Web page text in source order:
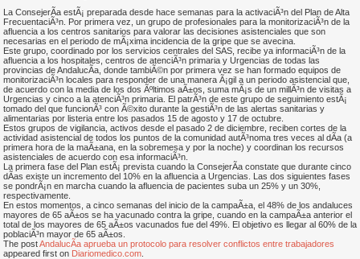
La ConsejerÃ­a estÃ¡ preparada desde hace semanas para la activaciÃ³n del Plan de Alta
FrecuentaciÃ³n. Por primera vez, un grupo de profesionales para la monitorizaciÃ³n de la
afluencia a los centros sanitarios para valorar las decisiones asistenciales que son
necesarias en el periodo de mÃ¡xima incidencia de la gripe que se avecina.
Este grupo, coordinado por los servicios centrales del SAS, recibe ya informaciÃ³n de la
afluencia a los hospitales, centros de atenciÃ³n primaria y Urgencias de todas las
provincias de AndalucÃ­a, donde tambiÃ©n por primera vez se han formado equipos de
monitorizaciÃ³n locales para responder de una manera Ã¡gil a un periodo asistencial que,
de acuerdo con la media de los dos Ãºltimos aÃ±os, suma mÃ¡s de un millÃ³n de visitas a
Urgencias y cinco a la atenciÃ³n primaria. El patrÃ³n de este grupo de seguimiento estÃ¡
tomado del que funcionÃ³ con Ã©xito durante la gestiÃ³n de las alertas sanitarias y
alimentarias por listeria entre los pasados 15 de agosto y 17 de octubre.
Estos grupos de vigilancia, activos desde el pasado 2 de diciembre, reciben cortes de la
actividad asistencial de todos los puntos de la comunidad autÃ³noma tres veces al dÃ­a (a
primera hora de la maÃ±ana, en la sobremesa y por la noche) y coordinan los recursos
asistenciales de acuerdo con esa informaciÃ³n.
La primera fase del Plan estÃ¡ prevista cuando la ConsejerÃ­a constate que durante cinco
dÃ­as existe un incremento del 10% en la afluencia a Urgencias. Las dos siguientes fases
se pondrÃ¡n en marcha cuando la afluencia de pacientes suba un 25% y un 30%,
respectivamente.
En estos momentos, a cinco semanas del inicio de la campaÃ±a, el 48% de los andaluces
mayores de 65 aÃ±os se ha vacunado contra la gripe, cuando en la campaÃ±a anterior el
total de los mayores de 65 aÃ±os vacunados fue del 49%. El objetivo es llegar al 60% de la
poblaciÃ³n mayor de 65 aÃ±os.
The postAndalucÃ­a aprueba un protocolo para resolver conflictos entre trabajadores
appeared first on Diariomedico.com